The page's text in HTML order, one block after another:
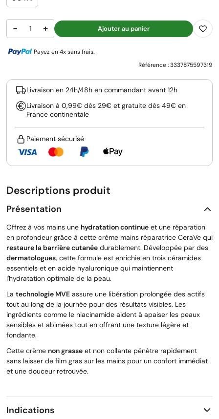
− + Ajouter au panier
Payez en 4x sans frais.
Référence :3337875597319
Livraison en 24h/48h en commandant avant 12h
Livraison à 0,99€ dès 29€ et gratuite dès 49€ en
France continentale
Paiement sécurisé
Descriptions produit
Présentation
Offrez à vos mains une hydratation continue et une réparation
en profondeur grâce à cette crème mains réparatrice CeraVe qui
restaure la barrière cutanée durablement. Développée par des
dermatologues, cette formule est enrichie en trois céramides
essentiels et en acide hyaluronique qui maintiennent
l'hydratation optimale de la peau.
La technologie MVE assure une libération prolongée des actifs
tout au long de la journée pour des résultats visibles. Les
ingrédients comme le niacinamide aident à apaiser les peaux
sensibles et abîmées tout en offrant une texture légère et
fondante.
Cette crème non grasse et non collante pénètre rapidement
sans laisser de film gras sur les mains pour un confort immédiat
et une douceur retrouvée.
Indications